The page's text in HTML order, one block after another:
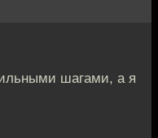
шагами, а я